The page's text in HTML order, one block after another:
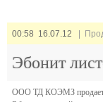
00:58 16.07.12 |
Эбонит
ООО ТД КОЭМЗ